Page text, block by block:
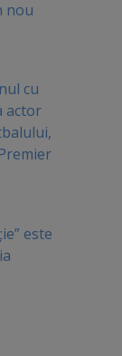
nou
cu
actor
este